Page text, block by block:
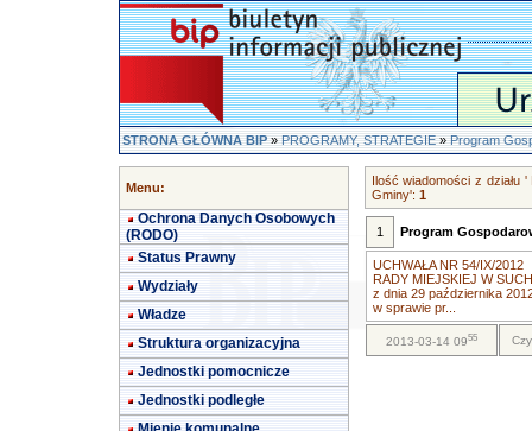
STRONA GŁÓWNA BIP»PROGRAMY, STRATEGIE»Program
Menu:
Ochrona Danych Osobowych
(RODO)
Status Prawny
Wydziały
Władze
Struktura organizacyjna
Jednostki pomocnicze
Jednostki podległe
Ilość wiadomości z działu
Gminy': 1
1 Program
UCHWAŁA NR 54/IX/2012
RADY MIEJSKIEJ W
z dnia 29 października
w sprawie pr...
2013-03-14 0955